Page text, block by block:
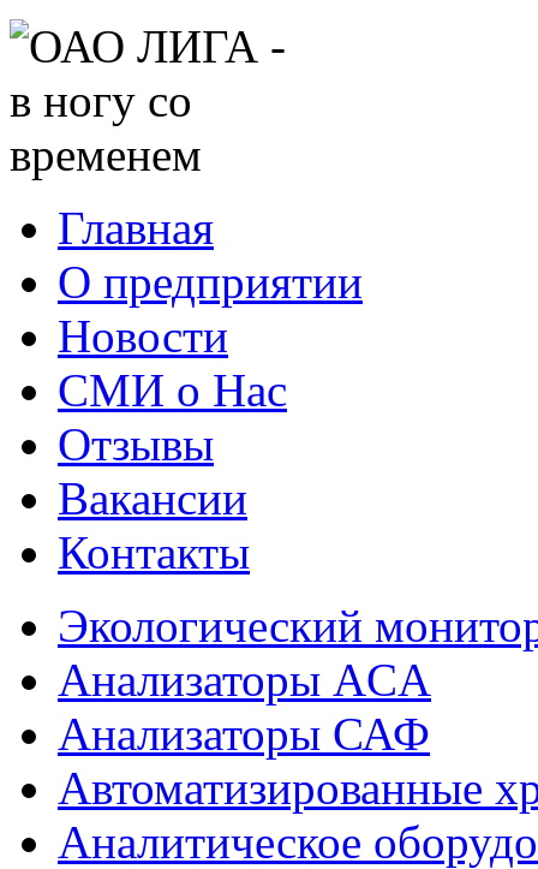
Главная
О предприятии
Новости
СМИ о Нас
Отзывы
Вакансии
Контакты
Экологический
Анализаторы ACA
Анализаторы САФ
Автоматизированные
Аналитическое